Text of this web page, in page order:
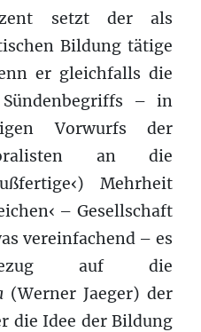
setzt der als
Bildung tätige
er gleichfalls die
Sündenbegriffs – in
Vorwurfs der
an die
Mehrheit
– Gesellschaft
vereinfachend – es
auf die
(Werner Jaeger) der
die Idee der Bildung